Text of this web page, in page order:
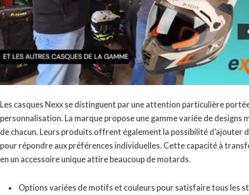
Les casques Nexx se distinguent par une attention particulière
personnalisation. La marque propose une gamme variée de designs
de chacun. Leurs produits offrent également la possibilité d’ajouter
pour répondre aux préférences individuelles. Cette capacité à
en un accessoire unique attire beaucoup de motards.
Options variées de motifs et couleurs pour satisfaire tous les